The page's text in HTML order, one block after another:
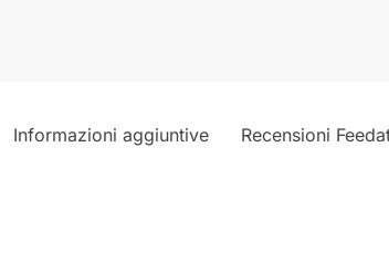
Informazioni aggiuntive Recensioni